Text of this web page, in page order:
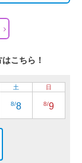
こちら！
土
8/8
日
8/9